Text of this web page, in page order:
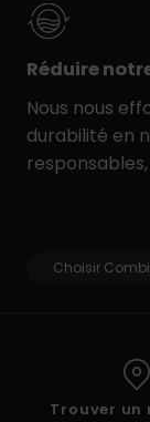
Réduire
Nous nous
durabilité en
Choisir
Trouver un